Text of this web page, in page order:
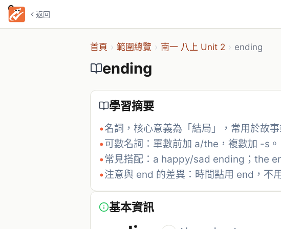
返回
ending
首頁 › 範圍總覽 › 南一 八上 Unit 2 › ending
ending
學習摘要
•名詞，核心意義為「結局」，常用於故事
•可數名詞：單數前加 a/the，複數加 -s。
•常見搭配：a happy/sad ending；the
•注意與 end 的差異：時間點用 end，不
基本資訊